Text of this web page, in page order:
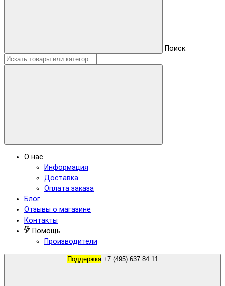
Поиск
О нас
Информация
Доставка
Оплата заказа
Блог
Отзывы о магазине
Контакты
Помощь
Производители
Поддержка +7 (495) 637 84 11